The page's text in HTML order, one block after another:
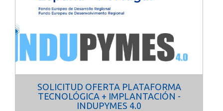
SOLICITUD OFERTA PLATAFORMA
TECNOLÓGICA + IMPLANTACIÓN -
INDUPYMES 4.0